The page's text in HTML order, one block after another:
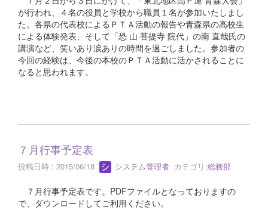
が行われ、４名の役員と学校から職員１名が参加いたしまし
た。各県の代表校によるＰＴＡ活動の報告や青森県の高校生
による体験発表、そして「恐 山 菩提寺 院代」の南 直哉氏の
講演など、笑いあり涙ありの時間を過ごしました。参加者の
今回の経験は、今後の本校のＰＴＡ活動に活かされることに
なると思われます。
７月行事予定表
投稿日時 : 2015/06/18 システム管理者 カテゴリ:総務部
７月行事予定表です。PDFファイルとなっておりますの
で、ダウンロードしてご利用ください。